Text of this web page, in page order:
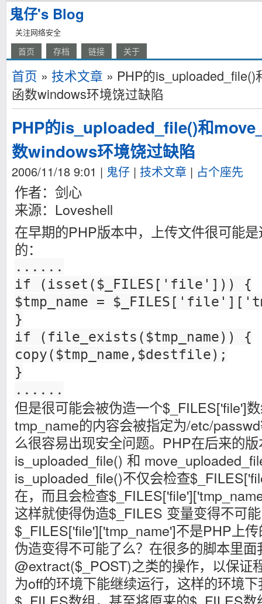
鬼仔's Blog
关注网络安全
首页 存档 链接 关于
首页 » 技术文章 » PHP的
函数windows环境饶过缺陷
PHP的is_uploaded_file()和
数windows环境饶过缺陷
2006/11/18 9:01 | 鬼仔 | 技术文章 | 占个座先
作者：剑心
来源：Loveshell
在早期的PHP版本中，上传文件很可能
的：
......
if (isset($_FILES['file'])) {
$tmp_name =
}
if (file_exists($tmp_name)) {
copy($tmp_name,$destfile);
}
......
但是很可能会被伪造一个$_FILES['file']
tmp_name的内容会被指定为/etc/
么很容易出现安全问题。PHP在后来的
is_uploaded_file() 和
is_uploaded_file()不仅会检查
在，而且会检查
这样就使得伪造$_FILES 变量变得不可
$_FILES['file']['tmp_name']不是PHP上
伪造变得不可能了么？在很多的脚本里
@extract($_POST)之类的操作，以保证
为off的环境下能继续运行，这样的环境